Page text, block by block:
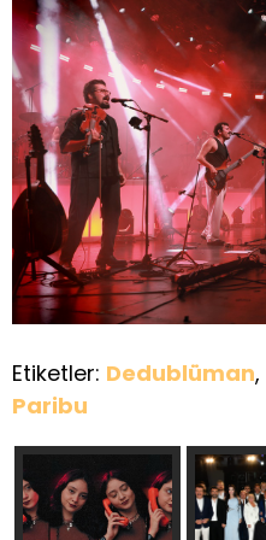
Etiketler: Dedublüman,
Paribu